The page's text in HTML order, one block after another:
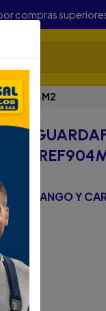
compras
REF904M2
Y